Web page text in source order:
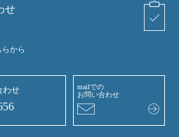
せ
から
わせ
mailでの
お問い合わせ